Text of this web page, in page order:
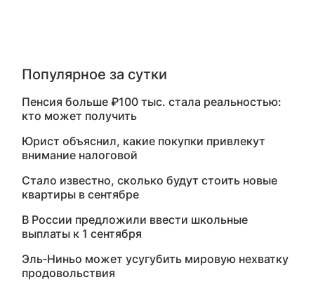
Популярное за сутки
Пенсия больше ₽100 тыс. стала реальностью:
кто может получить
Юрист объяснил, какие покупки привлекут
внимание налоговой
Стало известно, сколько будут стоить новые
квартиры в сентябре
В России предложили ввести школьные
выплаты к 1 сентября
Эль‑Ниньо может усугубить мировую нехватку
продовольствия